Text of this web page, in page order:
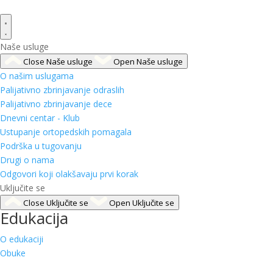
Naše usluge
Close Naše usluge Open Naše usluge
O našim uslugama
Palijativno zbrinjavanje odraslih
Palijativno zbrinjavanje dece
Dnevni centar - Klub
Ustupanje ortopedskih pomagala
Podrška u tugovanju
Drugi o nama
Odgovori koji olakšavaju prvi korak
Uključite se
Close Uključite se Open Uključite se
Edukacija
O edukaciji
Obuke